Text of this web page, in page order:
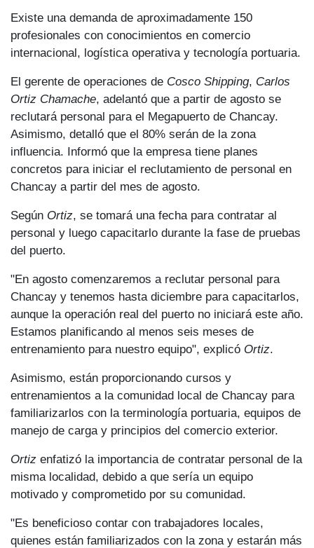
Existe una demanda de aproximadamente 150
profesionales con conocimientos en comercio
internacional, logística operativa y tecnología portuaria.
El gerente de operaciones de Cosco Shipping, Carlos
Ortiz Chamache, adelantó que a partir de agosto se
reclutará personal para el Megapuerto de Chancay.
Asimismo, detalló que el 80% serán de la zona
influencia. Informó que la empresa tiene planes
concretos para iniciar el reclutamiento de personal en
Chancay a partir del mes de agosto.
Según Ortiz, se tomará una fecha para contratar al
personal y luego capacitarlo durante la fase de pruebas
del puerto.
"En agosto comenzaremos a reclutar personal para
Chancay y tenemos hasta diciembre para capacitarlos,
aunque la operación real del puerto no iniciará este año.
Estamos planificando al menos seis meses de
entrenamiento para nuestro equipo", explicó Ortiz.
Asimismo, están proporcionando cursos y
entrenamientos a la comunidad local de Chancay para
familiarizarlos con la terminología portuaria, equipos de
manejo de carga y principios del comercio exterior.
Ortiz enfatizó la importancia de contratar personal de la
misma localidad, debido a que sería un equipo
motivado y comprometido por su comunidad.
"Es beneficioso contar con trabajadores locales,
quienes están familiarizados con la zona y estarán más